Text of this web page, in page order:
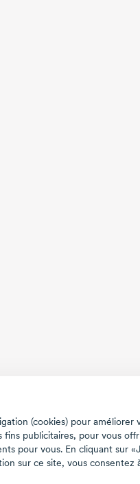
(cookies) pour améliorer
fins publicitaires, pour vous
pour vous. En cliquant sur
sur ce site, vous consentez